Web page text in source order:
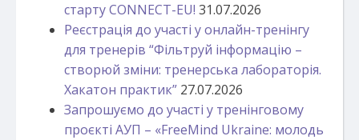
старту CONNECT-EU! 31.07.2026
Реєстрація до участі у онлайн-тренінгу
для тренерів “Фільтруй інформацію –
створюй зміни: тренерська лабораторія.
Хакатон практик” 27.07.2026
Запрошуємо до участі у тренінговому
проєкті АУП – «FreeMind Ukraine: молодь